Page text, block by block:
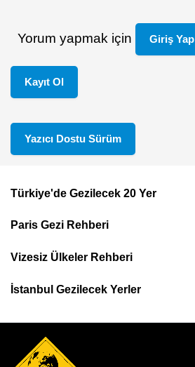
Yorum yapmak için Giriş Yap
Kayıt Ol
Yazıcı Dostu Sürüm
Footer
Top
Menu
Türkiye'de Gezilecek 20 Yer
Paris Gezi Rehberi
Vizesiz Ülkeler Rehberi
İstanbul Gezilecek Yerler